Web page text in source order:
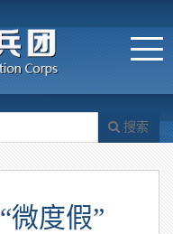
搜索
微度假”